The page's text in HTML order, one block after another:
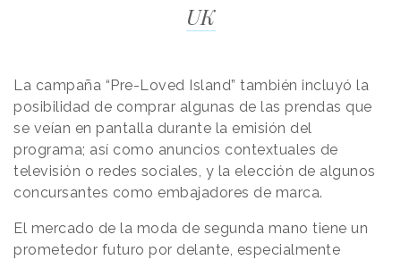
UK
La campaña “Pre-Loved Island” también incluyó la
posibilidad de comprar algunas de las prendas que
se veían en pantalla durante la emisión del
programa; así como anuncios contextuales de
televisión o redes sociales, y la elección de algunos
concursantes como embajadores de marca.
El mercado de la moda de segunda mano tiene un
prometedor futuro por delante, especialmente